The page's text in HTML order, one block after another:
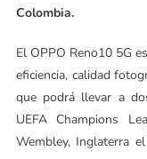
Colombia.
El OPPO Reno10 5G
eficiencia, calidad
que podrá llevar a
UEFA Champions
Wembley, Inglaterra